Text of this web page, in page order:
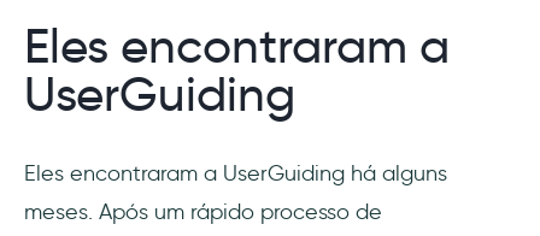
Eles encontraram a
UserGuiding
Eles encontraram a UserGuiding há alguns
meses. Após um rápido processo de